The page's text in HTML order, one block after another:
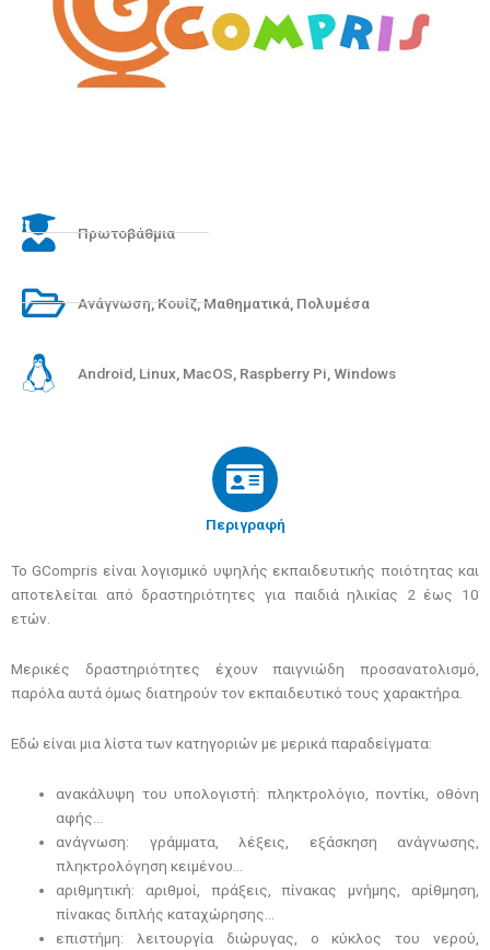
Πρωτοβάθμια
Ανάγνωση,Κουίζ,Μαθηματικά Πολυμέσα
Android Linux MacOS Raspberry Pi Windows
Περιγραφή
Το GCompris είναι λογισμικό υψηλής εκπαιδευτικής ποιότητας και
αποτελείται από δραστηριότητες για παιδιά ηλικίας 2 έως 10
ετών.
Μερικές δραστηριότητες έχουν παιγνιώδη προσανατολισμό,
παρόλα αυτά όμως διατηρούν τον εκπαιδευτικό τους χαρακτήρα.
Εδώ είναι μια λίστα των κατηγοριών με μερικά παραδείγματα:
ανακάλυψη του υπολογιστή: πληκτρολόγιο, ποντίκι, οθόνη
αφής…
ανάγνωση: γράμματα, λέξεις, εξάσκηση ανάγνωσης,
πληκτρολόγηση κειμένου…
αριθμητική: αριθμοί, πράξεις, πίνακας μνήμης, αρίθμηση,
πίνακας διπλής καταχώρησης…
επιστήμη: λειτουργία διώρυγας, ο κύκλος του νερού,